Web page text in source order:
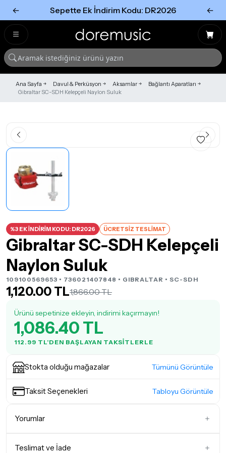
← Sepette Ek İndirim Kodu: DR2026 ←
Ana Sayfa Davul & Perküsyon Aksamlar
Bağlantı Aparatları
Gibraltar SC-SDH Kelepçeli Naylon Suluk
%3 EK İNDİRİM KODU: DR2026 ÜCRETSİZ TESLİMAT
Gibraltar SC-SDH Kelepçeli
Naylon Suluk
109100569653 • 736021407848 • GIBRALTAR • SC-SDH
1,120.00 TL1,866.00 TL
Ürünü sepetinize ekleyin, indirimi kaçırmayın!
1,086.40 TL
112.99 TL'DEN BAŞLAYAN TAKSITLERLE
Stokta olduğu mağazalar Tümünü Görüntüle
Taksit Seçenekleri Tabloyu Görüntüle
Yorumlar
Teslimat ve İade
Tümünü Gör
Tümünü gör